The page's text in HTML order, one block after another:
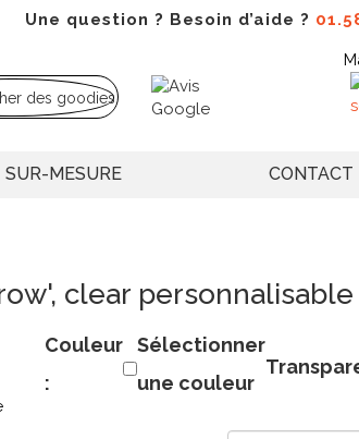
Une question ? Besoin d’aide ?
SUR-MESURE CONTACT
clear personnalisable
Couleur
:
Sélectionner
une couleur